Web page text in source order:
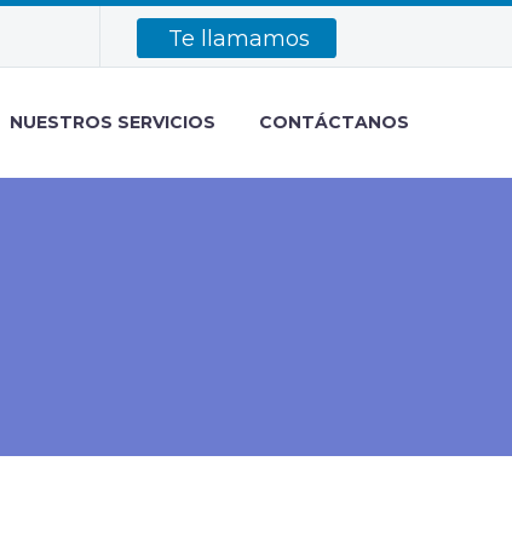
Te llamamos
NUESTROS SERVICIOS CONTÁCTANOS